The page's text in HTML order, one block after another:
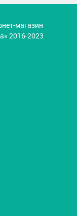
магазин
2016-2023